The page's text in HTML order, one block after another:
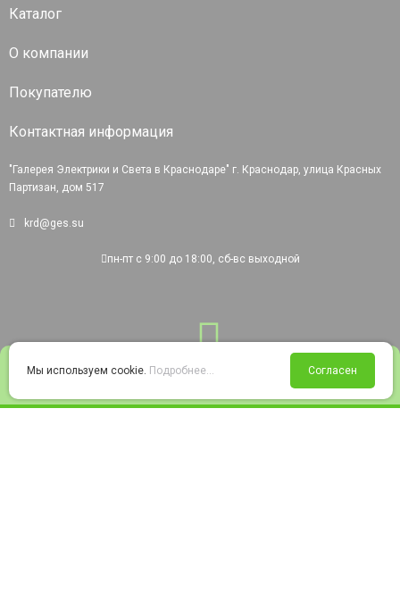
Войти Избранное Корзина
Каталог
О компании
Покупателю
Контактная информация
"Галерея Электрики и Света в Краснодаре" г. Краснодар, улица Красных
Партизан, дом 517
krd@ges.su
пн-пт с 9:00 до 18:00, сб-вс выходной
Мы используем cookie. Подробнее... Согласен